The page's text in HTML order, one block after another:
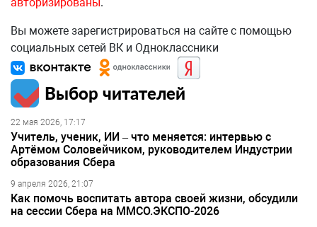
Вы можете зарегистрироваться на сайте с помощью
социальных сетей ВК и Одноклассники
Выбор читателей
22 мая 2026, 17:17
Учитель, ученик, ИИ – что меняется: интервью с
Артёмом Соловейчиком, руководителем Индустрии
образования Сбера
9 апреля 2026, 21:07
Как помочь воспитать автора своей жизни, обсудили
на сессии Сбера на ММСО.ЭКСПО-2026